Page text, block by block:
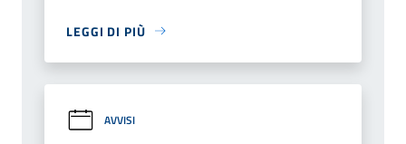
LEGGI DI PIÙ
AVVISI